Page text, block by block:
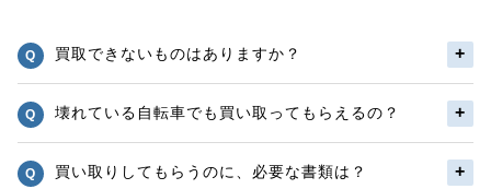
買取できないものはありますか？
壊れている自転車でも買い取ってもらえるの？
買い取りしてもらうのに、必要な書類は？